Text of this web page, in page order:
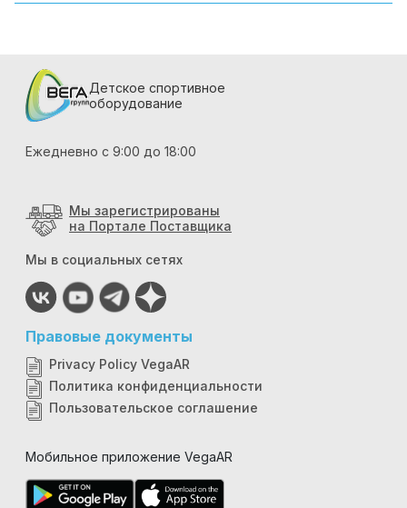
Детское спортивное
оборудование
Ежедневно с 9:00 до 18:00
Мы зарегистрированы
на Портале Поставщика
Мы в социальных сетях
Правовые документы
Privacy Policy VegaAR
Политика конфиденциальности
Пользовательское соглашение
Мобильное приложение VegaAR